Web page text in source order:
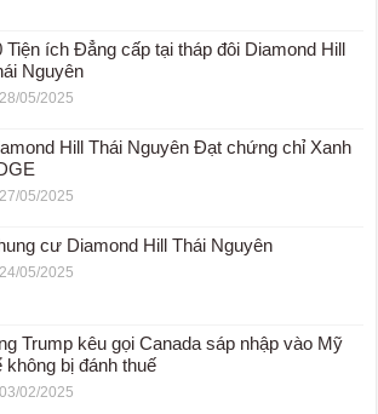
Tiện ích Đẳng cấp tại tháp đôi Diamond Hill
Nguyên
28/05/2025
Hill Thái Nguyên Đạt chứng chỉ Xanh
27/05/2025
cư Diamond Hill Thái Nguyên
24/05/2025
Trump kêu gọi Canada sáp nhập vào Mỹ
không bị đánh thuế
03/02/2025